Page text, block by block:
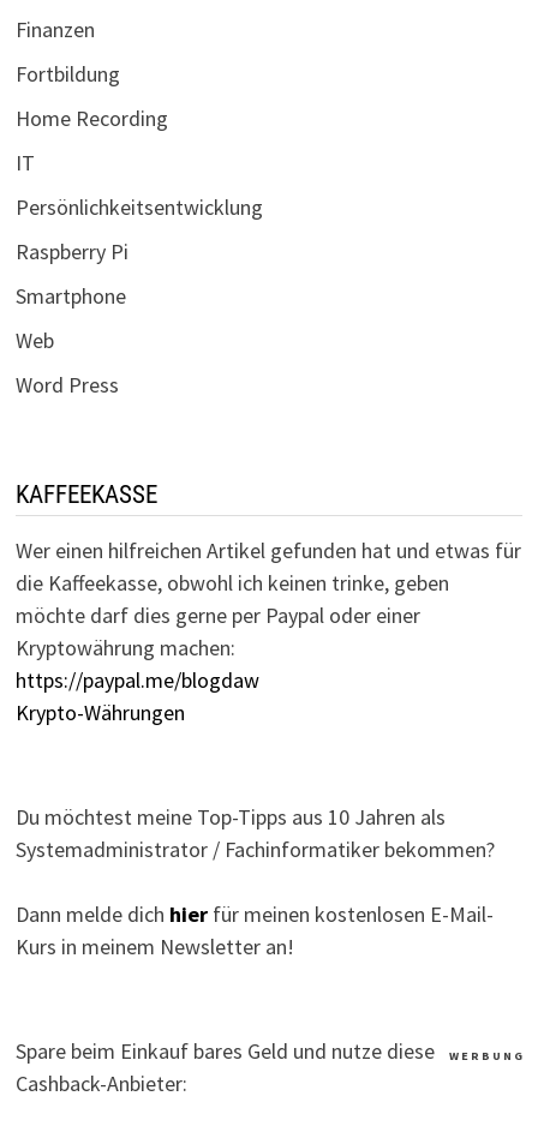
Finanzen
Fortbildung
Home Recording
IT
Persönlichkeitsentwicklung
Raspberry Pi
Smartphone
Web
Word Press
KAFFEEKASSE
Wer einen hilfreichen Artikel gefunden hat und etwas für
die Kaffeekasse, obwohl ich keinen trinke, geben
möchte darf dies gerne per Paypal oder einer
Kryptowährung machen:
https://paypal.me/blogdaw
Krypto-Währungen
Du möchtest meine Top-Tipps aus 10 Jahren als
Systemadministrator / Fachinformatiker bekommen?
Dann melde dich hierfür meinen kostenlosen E-Mail-
Kurs in meinem Newsletter an!
W E R B U N G
Spare beim Einkauf bares Geld und nutze diese
Cashback-Anbieter: